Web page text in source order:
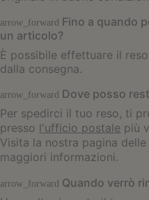
arrow_forward Fino a quando
un articolo?
È possibile effettuare il
dalla consegna.
arrow_forward Dove posso
Per spedirci il tuo reso, ti
presso l'ufficio postale più
Visita la nostra pagina delle
maggiori informazioni.
arrow_forward Quando verrò